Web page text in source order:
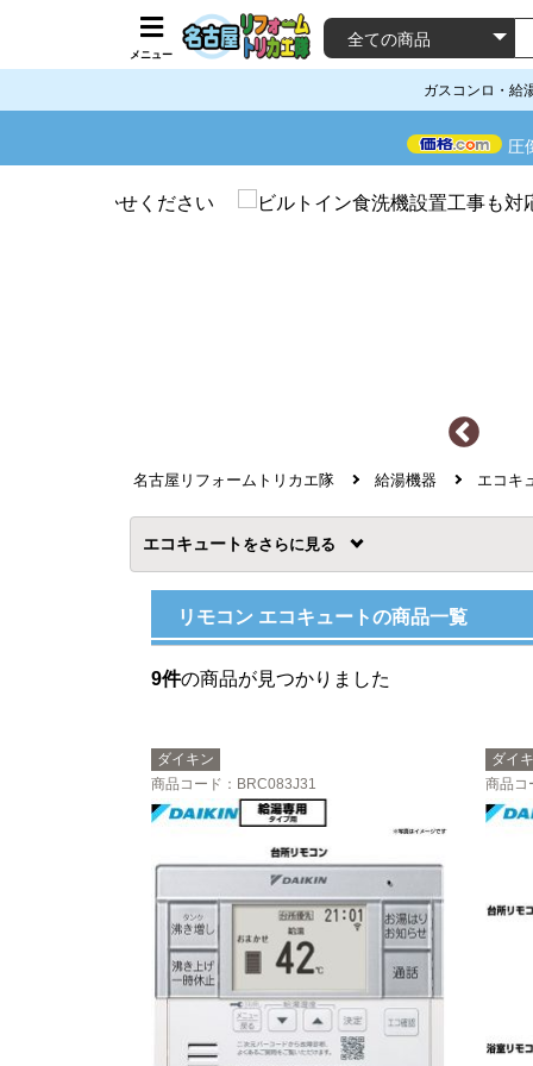
メニュー
ガスコンロ・給
圧
名古屋リフォームトリカエ隊 給湯機器 エコキ
エコキュート を
リモコン エコキュートの商品一覧
9件の商品が見つかりました
ダイキン
商品コード ：BRC083J31
ダイ
商品コ